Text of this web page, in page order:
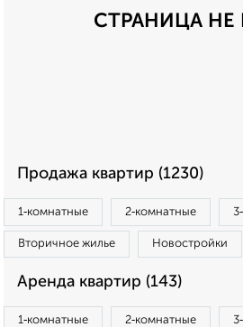
СТРАНИЦА НЕ
Продажа квартир (1230)
1‑комнатные 2‑комнатные
Вторичное жилье Новостройки
Аренда квартир (143)
1‑комнатные 2‑комнатные